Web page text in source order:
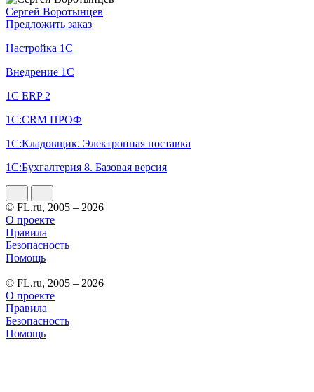
Сергей Воротынцев
Предложить заказ
Настройка 1С
Внедрение 1С
1С ERP 2
1С:CRM ПРОФ
1С:Кладовщик. Электронная поставка
1С:Бухгалтерия 8. Базовая версия
© FL.ru, 2005 – 2026
О проекте
Правила
Безопасность
Помощь
© FL.ru, 2005 – 2026
О проекте
Правила
Безопасность
Помощь